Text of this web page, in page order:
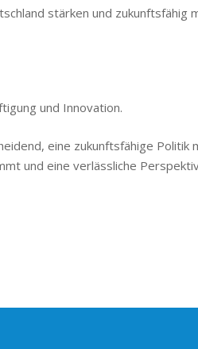
stärken und zukunftsfähig
und Innovation.
eine zukunftsfähige
und eine verlässliche